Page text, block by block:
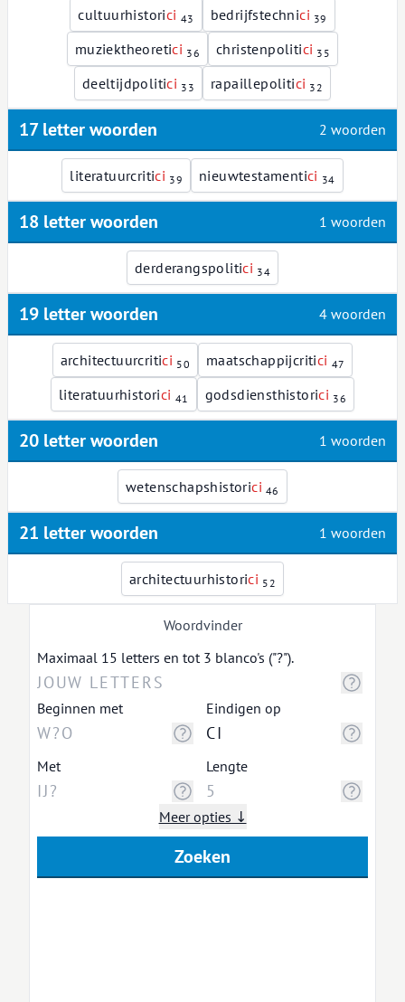
cultuurhistorici 43 bedrijfstechnici 39
muziektheoretici 36 christenpolitici 35
deeltijdpolitici 33 rapaillepolitici 32
17 letter woorden 2 woorden
literatuurcritici 39 nieuwtestamentici 34
18 letter woorden 1 woorden
derderangspolitici 34
19 letter woorden 4 woorden
architectuurcritici 50 maatschappijcritici 47
literatuurhistorici 41 godsdiensthistorici 36
20 letter woorden 1 woorden
wetenschapshistorici 46
21 letter woorden 1 woorden
architectuurhistorici 52
Woordvinder
Maximaal 15 letters en tot 3 blanco's ("?").
Beginnen met Eindigen op
Met Lengte
Meer opties ↓
Zoeken